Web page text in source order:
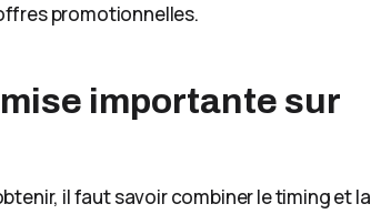
promotionnelles.
importante sur
il faut savoir combiner le timing et la